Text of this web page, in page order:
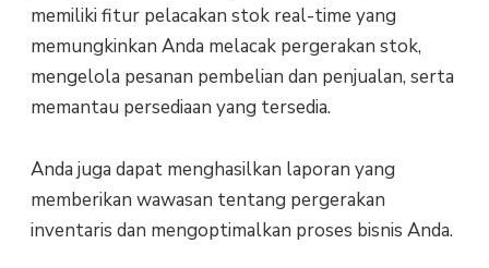
memiliki fitur pelacakan stok real-time yang
memungkinkan Anda melacak pergerakan stok,
mengelola pesanan pembelian dan penjualan, serta
memantau persediaan yang tersedia.
Anda juga dapat menghasilkan laporan yang
memberikan wawasan tentang pergerakan
inventaris dan mengoptimalkan proses bisnis Anda.